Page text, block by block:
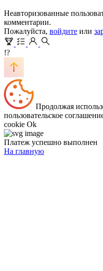
Неавторизованные
комментарии.
Пожалуйста, войдите или
!?
Продолжая
пользовательское
cookie Ok
Платеж успешно выполнен
На главную